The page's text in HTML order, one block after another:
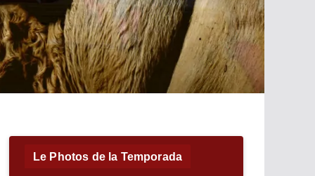
Le Photos de la Temporada